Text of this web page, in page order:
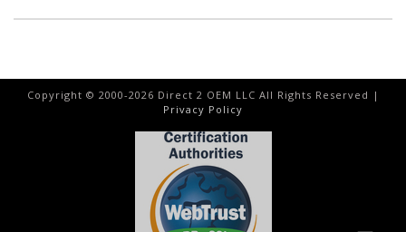
Copyright © 2000-2026 Direct 2 OEM LLC All Rights Reserved |
Privacy Policy